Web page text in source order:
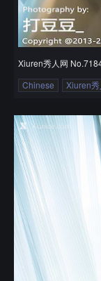
Xiuren秀人网
Chinese
Xiuren秀